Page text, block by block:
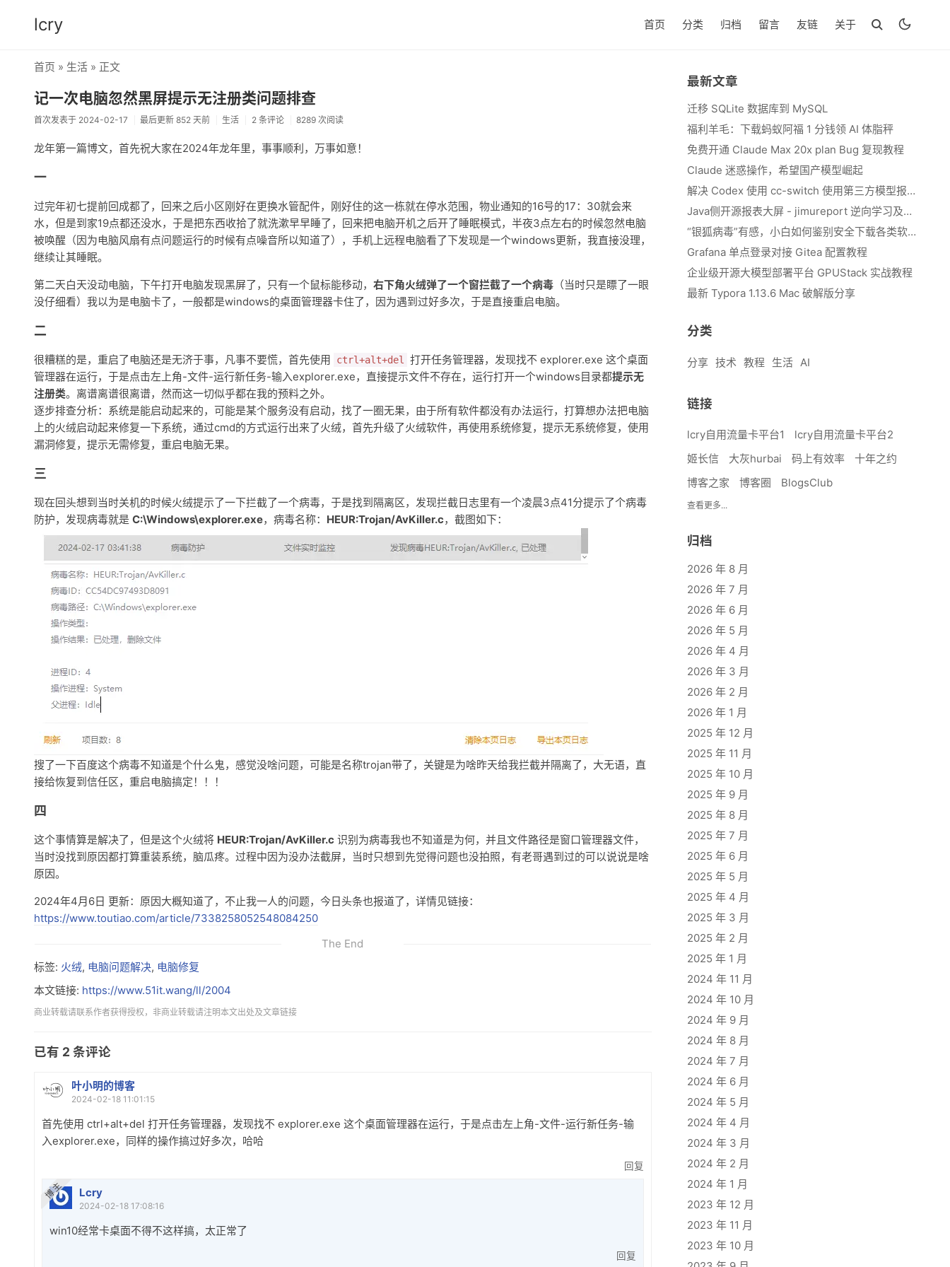
lcry 首页 分类 归档 留言 友链 关于
首页 » 生活 » 正文
记一次电脑忽然黑屏提示无注册类问题排查
首次发表于 2024-02-17 最后更新 852 天前 生活 2 条评论 8289 次阅读
龙年第一篇博文，首先祝大家在2024年龙年里，事事顺利，万事如意！
一
过完年初七提前回成都了，回来之后小区刚好在更换水管配件，刚好住的这一栋就在停水范围，物业通知的16号的17：30就会来
水，但是到家19点都还没水，于是把东西收拾了就洗漱早早睡了，回来把电脑开机之后开了睡眠模式，半夜3点左右的时候忽然电脑
被唤醒（因为电脑风扇有点问题运行的时候有点噪音所以知道了），手机上远程电脑看了下发现是一个windows更新，我直接没理，
继续让其睡眠。
第二天白天没动电脑，下午打开电脑发现黑屏了，只有一个鼠标能移动， 右下角火绒弹了一个窗拦截了一个病毒 （当时只是瞟了一眼
没仔细看）我以为是电脑卡了，一般都是windows的桌面管理器卡住了，因为遇到过好多次，于是直接重启电脑。
二
很糟糕的是，重启了电脑还是无济于事，凡事不要慌，首先使用 ctrl+alt+del
打开任务管理器，发现找不 explorer.exe 这个桌面
管理器在运行，于是点击左上角-文件-运行新任务-输入explorer.exe，直接提示文件不存在，运行打开一个windows目录都提示无
注册类。离谱离谱很离谱，然而这一切似乎都在我的预料之外。
逐步排查分析：系统是能启动起来的，可能是某个服务没有启动，找了一圈无果，由于所有软件都没有办法运行，打算想办法把电脑
上的火绒启动起来修复一下系统，通过cmd的方式运行出来了火绒，首先升级了火绒软件，再使用系统修复，提示无系统修复，使用
漏洞修复，提示无需修复，重启电脑无果。
三
现在回头想到当时关机的时候火绒提示了一下拦截了一个病毒，于是找到隔离区，发现拦截日志里有一个凌晨3点41分提示了个病毒
防护，发现病毒就是 C:\Windows\explorer.exe，病毒名称： HEUR:Trojan/AvKiller.c，截图如下：
搜了一下百度这个病毒不知道是个什么鬼，感觉没啥问题，可能是名称trojan带了，关键是为啥昨天给我拦截并隔离了，大无语，直
接给恢复到信任区，重启电脑搞定！！！
四
这个事情算是解决了，但是这个火绒将 HEUR:Trojan/AvKiller.c 识别为病毒我也不知道是为何，并且文件路径是窗口管理器文件，
当时没找到原因都打算重装系统，脑瓜疼。过程中因为没办法截屏，当时只想到先觉得问题也没拍照，有老哥遇到过的可以说说是啥
原因。
2024年4月6日 更新：原因大概知道了，不止我一人的问题，今日头条也报道了，详情见链接：
https://www.toutiao.com/article/7338258052548084250
The End
标签: 火绒, 电脑问题解决, 电脑修复
本文链接: https://www.51it.wang/ll/2004
商业转载请联系作者获得授权，非商业转载请注明本文出处及文章链接
已有 2 条评论
叶小明的博客
2024-02-18 11:01:15
首先使用 ctrl+alt+del 打开任务管理器，发现找不 explorer.exe 这个桌面管理器在运行，于是点击左上角-文件-运行新任务-输
入explorer.exe，同样的操作搞过好多次，哈哈
回复
Lcry
博 主
2024-02-18 17:08:16
win10经常卡桌面不得不这样搞，太正常了
回复
最新文章
迁移 SQLite 数据库到 MySQL
福利羊毛：下载蚂蚁阿福 1 分钱领 AI 体脂秤
免费开通 Claude Max 20x plan Bug 复现教程
Claude 迷惑操作，希望国产模型崛起
解决 Codex 使用 cc-switch 使用第三方模型报错 We&#039;re currently experiencing high demand, which may cause temporary errors.
Java侧开源报表大屏 - jimureport 逆向学习及二开思路
“银狐病毒”有感，小白如何鉴别安全下载各类软件
Grafana 单点登录对接 Gitea 配置教程
企业级开源大模型部署平台 GPUStack 实战教程
最新 Typora 1.13.6 Mac 破解版分享
分类
分享 技术 教程 生活 AI
链接
lcry自用流量卡平台1
lcry自用流量卡平台2
姬长信
大灰hurbai 码上有效率
十年之约
博客之家
博客圈 BlogsClub
查看更多...
归档
2026 年 8 月
2026 年 7 月
2026 年 6 月
2026 年 5 月
2026 年 4 月
2026 年 3 月
2026 年 2 月
2026 年 1 月
2025 年 12 月
2025 年 11 月
2025 年 10 月
2025 年 9 月
2025 年 8 月
2025 年 7 月
2025 年 6 月
2025 年 5 月
2025 年 4 月
2025 年 3 月
2025 年 2 月
2025 年 1 月
2024 年 11 月
2024 年 10 月
2024 年 9 月
2024 年 8 月
2024 年 7 月
2024 年 6 月
2024 年 5 月
2024 年 4 月
2024 年 3 月
2024 年 2 月
2024 年 1 月
2023 年 12 月
2023 年 11 月
2023 年 10 月